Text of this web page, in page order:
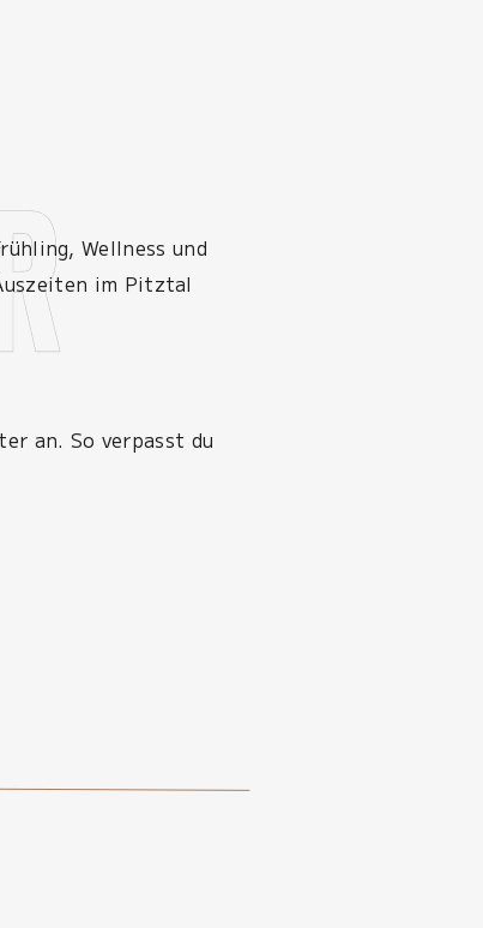
Wellness und
im Pitztal
an. So verpasst du